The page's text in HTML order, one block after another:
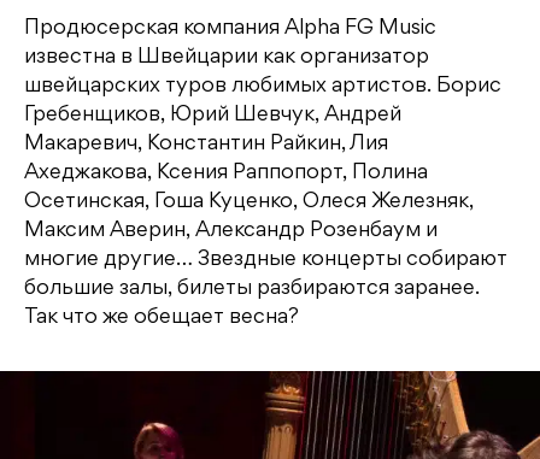
Продюсерская компания Аlpha FG Music
известна в Швейцарии как организатор
швейцарских туров любимых артистов. Борис
Гребенщиков, Юрий Шевчук, Андрей
Макаревич, Константин Райкин, Лия
Ахеджакова, Ксения Раппопорт, Полина
Осетинская, Гоша Куценко, Олеся Железняк,
Максим Аверин, Александр Розенбаум и
многие другие… Звездные концерты собирают
большие залы, билеты разбираются заранее.
Так что же обещает весна?